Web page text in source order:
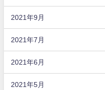
2021年9月
2021年7月
2021年6月
2021年5月